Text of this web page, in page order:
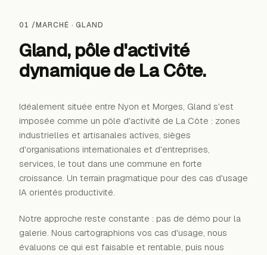
→
01 /MARCHÉ ·GLAND
Gland, pôle d'activité
dynamique de La Côte.
Idéalement située entre Nyon et Morges, Gland s'est
imposée comme un pôle d'activité de La Côte : zones
industrielles et artisanales actives, sièges
d'organisations internationales et d'entreprises,
services, le tout dans une commune en forte
croissance. Un terrain pragmatique pour des cas d'usage
IA orientés productivité.
Notre approche reste constante : pas de démo pour la
galerie. Nous cartographions vos cas d'usage, nous
évaluons ce qui est faisable et rentable, puis nous